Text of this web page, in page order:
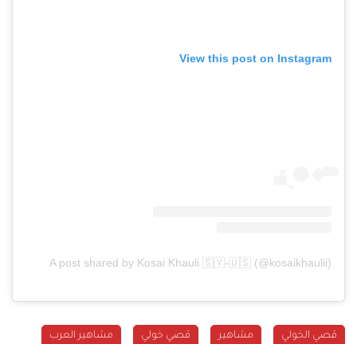
View this post on Instagram
A post shared by Kosai Khauli 🇸🇾-🇺🇸 (@kosaikhaulii)
قصي الخولي مشاهير قصي خولي مشاهير العرب